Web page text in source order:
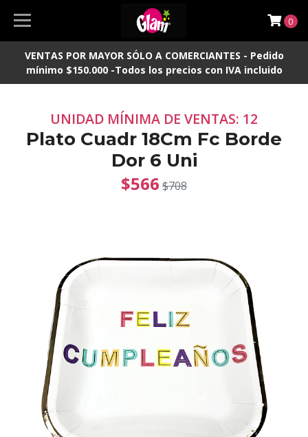
VENTAS POR MAYOR SÓLO A COMERCIANTES - Pedido
mínimo $150.000 -Todos los precios con IVA incluido
0
UNIDAD MÍNIMA DE VENTAS: 12
Plato Cuadr 18Cm Fc Borde
Dor 6 Uni
$566 $708